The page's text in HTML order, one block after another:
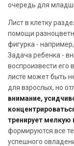
очередь для
Лист в клетку
помощи
фигурка -
Задача ребенка -
воспроизвести его
листе может быть
для взрослых, но
внимание,
тренирует мелкую
формируются все
успешного